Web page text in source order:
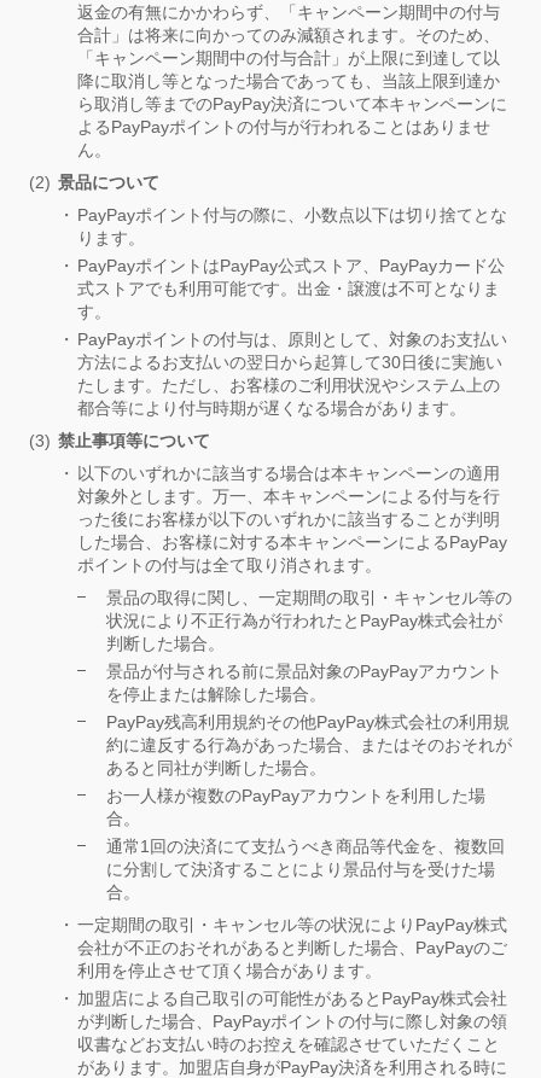
返金の有無にかかわらず、「キャンペーン期間中の付与
合計」は将来に向かってのみ減額されます。そのため、
「キャンペーン期間中の付与合計」が上限に到達して以
降に取消し等となった場合であっても、当該上限到達か
ら取消し等までのPayPay決済について本キャンペーンに
よるPayPayポイントの付与が行われることはありませ
ん。
景品について
PayPayポイント付与の際に、小数点以下は切り捨てとな
ります。
PayPayポイントはPayPay公式ストア、PayPayカード公
式ストアでも利用可能です。出金・譲渡は不可となりま
す。
PayPayポイントの付与は、原則として、対象のお支払い
方法によるお支払いの翌日から起算して30日後に実施い
たします。ただし、お客様のご利用状況やシステム上の
都合等により付与時期が遅くなる場合があります。
禁止事項等について
以下のいずれかに該当する場合は本キャンペーンの適用
対象外とします。万一、本キャンペーンによる付与を行
った後にお客様が以下のいずれかに該当することが判明
した場合、お客様に対する本キャンペーンによるPayPay
ポイントの付与は全て取り消されます。
景品の取得に関し、一定期間の取引・キャンセル等の
状況により不正行為が行われたとPayPay株式会社が
判断した場合。
景品が付与される前に景品対象のPayPayアカウント
を停止または解除した場合。
PayPay残高利用規約その他PayPay株式会社の利用規
約に違反する行為があった場合、またはそのおそれが
あると同社が判断した場合。
お一人様が複数のPayPayアカウントを利用した場
合。
通常1回の決済にて支払うべき商品等代金を、複数回
に分割して決済することにより景品付与を受けた場
合。
一定期間の取引・キャンセル等の状況によりPayPay株式
会社が不正のおそれがあると判断した場合、PayPayのご
利用を停止させて頂く場合があります。
加盟店による自己取引の可能性があるとPayPay株式会社
が判断した場合、PayPayポイントの付与に際し対象の領
収書などお支払い時のお控えを確認させていただくこと
があります。加盟店自身がPayPay決済を利用される時に